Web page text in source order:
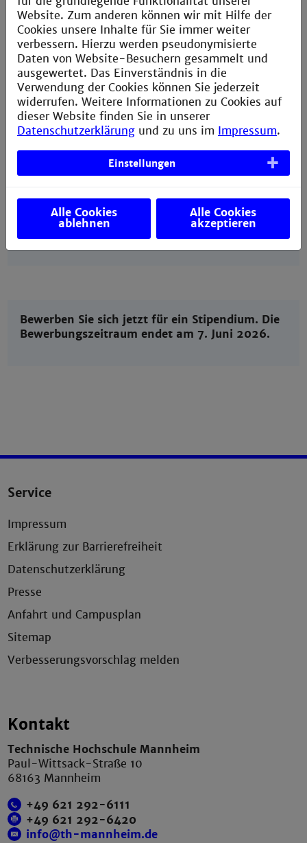
Die Bewerbungen sind zu senden an:
career@th-mannheim.de
Beteiligte Firmen
Die Stipendien
Einverständniserklärung (PDF)
Das Vergabeverfahren
Bewerben Sie sich jetzt für ein Stipendium. Die
Bewerbungszeitraum endet am 7. Juni 2026.
Service
Impressum
Erklärung zur Barrierefreiheit
Datenschutzerklärung
Presse
Anfahrt und Campusplan
Sitemap
Verbesserungsvorschlag melden
Kontakt
Technische Hochschule Mannheim
Paul-Wittsack-Straße 10
68163 Mannheim
+49 621 292-6111
+49 621 292-6420
info@th-mannheim.de
Website. Zum anderen können wir mit Hilfe der
Cookies unsere Inhalte für Sie immer weiter
verbessern. Hierzu werden pseudonymisierte
Daten von Website-Besuchern gesammelt und
ausgewertet. Das Einverständnis in die
Verwendung der Cookies können Sie jederzeit
widerrufen. Weitere Informationen zu Cookies auf
dieser Website finden Sie in unserer
Datenschutzerklärung und zu uns im Impressum.
Einstellungen
Alle Cookies
ablehnen
Alle Cookies
akzeptieren